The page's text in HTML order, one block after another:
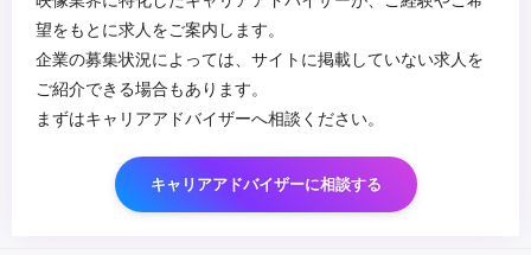
望をもとに求人をご案内します。
企業の募集状況によっては、サイトに掲載していない求人を
ご紹介できる場合もあります。
まずはキャリアアドバイザーへ相談ください。
キャリアアドバイザーに相談する